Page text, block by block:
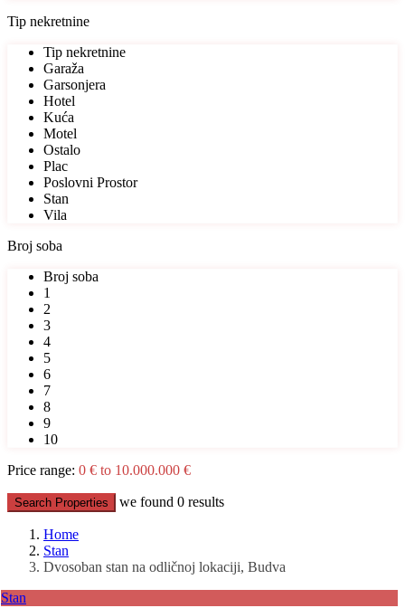
Tip nekretnine
Tip nekretnine
Garaža
Garsonjera
Hotel
Kuća
Motel
Ostalo
Plac
Poslovni Prostor
Stan
Vila
Broj soba
Broj soba
1
2
3
4
5
6
7
8
9
10
Price range: 0 € to 10.000.000 €
Search Properties we found 0 results
Home
Stan
Dvosoban stan na odličnoj lokaciji, Budva
Stan